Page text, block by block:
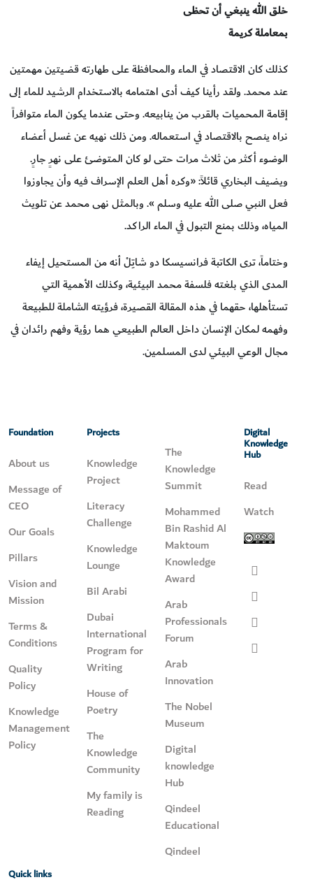
خلق الله ينبغي أن تحظى
بمعاملة كريمة
كذلك كان الاقتصاد في الماء والمحافظة على طهارته قضيتين مهمتين
عند محمد. ولقد رأينا كيف أدى اهتمامه بالاستخدام الرشيد للماء إلى
إقامة المحميات بالقرب من ينابيعه. وحتى عندما يكون الماء متوافراً
نراه ينصح بالاقتصاد في استعماله. ومن ذلك نهيه عن غسل أعضاء
الوضوء أكثر من ثلاث مرات حتى لو كان المتوضئ على نهرٍ جارٍ.
ويضيف البخاري قائلاً: «وكره أهل العلم الإسراف فيه وأن يجاوزوا
فعل النبي صلى الله عليه وسلم ». وبالمثل نهى محمد عن تلويث
المياه، وذلك بمنع التبول في الماء الراكد.
وختاماً، ترى الكاتبة فرانسيسكا دو شاتِلْ أنه من المستحيل إيفاء
المدى الذي بلغته فلسفة محمد البيئية، وكذلك الأهمية التي
تستأهلها، حقهما في هذه المقالة القصيرة، فرؤيته الشاملة للطبيعة
وفهمه لمكان الإنسان داخل العالم الطبيعي هما رؤية وفهم رائدان في
مجال الوعي البيئي لدى المسلمين.
Foundation
About us
Message of
CEO
Our Goals
Pillars
Vision and
Mission
Terms &
Conditions
Quality
Policy
Knowledge
Management
Policy
Projects
Knowledge
Project
Literacy
Challenge
Knowledge
Lounge
Bil Arabi
Dubai
International
Program for
Writing
House of
Poetry
The
Knowledge
Community
My family is
Reading
The
Knowledge
Summit
Mohammed
Bin Rashid Al
Maktoum
Knowledge
Award
Arab
Professionals
Forum
Arab
Innovation
The Nobel
Museum
Digital
knowledge
Hub
Qindeel
Educational
Qindeel
Digital
Knowledge
Hub
Read
Watch
Quick links